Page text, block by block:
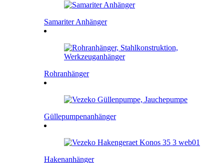
Samariter Anhänger
Rohranhänger
Güllepumpenanhänger
Hakenanhänger